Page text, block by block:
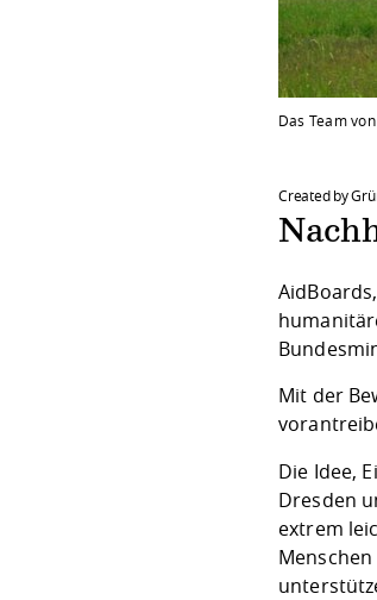
Das Team
Created by
Mit der
Die Idee,
Dresden
extrem